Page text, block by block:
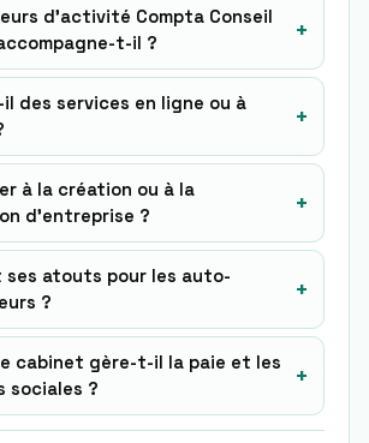
d’activité Compta Conseil
t-il ?
+
des services en ligne ou à
+
à la création ou à la
d’entreprise ?
+
ses atouts pour les auto-
?
+
cabinet gère-t-il la paie et les
sociales ?
+